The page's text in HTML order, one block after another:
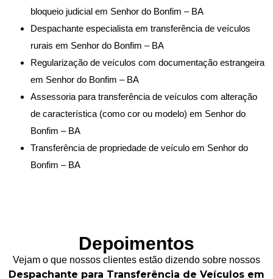
bloqueio judicial em Senhor do Bonfim – BA
Despachante especialista em transferência de veículos
rurais em Senhor do Bonfim – BA
Regularização de veículos com documentação estrangeira
em Senhor do Bonfim – BA
Assessoria para transferência de veículos com alteração
de característica (como cor ou modelo) em Senhor do
Bonfim – BA
Transferência de propriedade de veículo em Senhor do
Bonfim – BA
Depoimentos
Vejam o que nossos clientes estão dizendo sobre nossos
Despachante para Transferência de Veículos em